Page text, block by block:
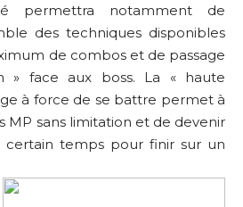
permettra notamment de
des techniques disponibles
de combos et de passage
» face aux boss. La « haute
à force de se battre permet à
MP sans limitation et de devenir
certain temps pour finir sur un